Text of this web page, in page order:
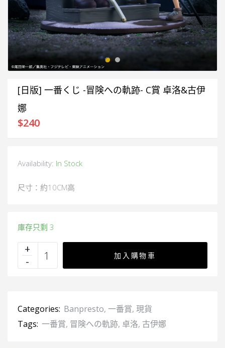
[日版] 一番くじ -冒険への軌跡- C賞 卓洛&古伊
娜
$240
Availability: In Stock
尺寸：約10CM高
庫存只剩 3
加入購物車
Categories: Banpresto, 一番賞, 現貨
Tags: 一番賞, 冒険への軌跡, 卓洛, 古伊娜